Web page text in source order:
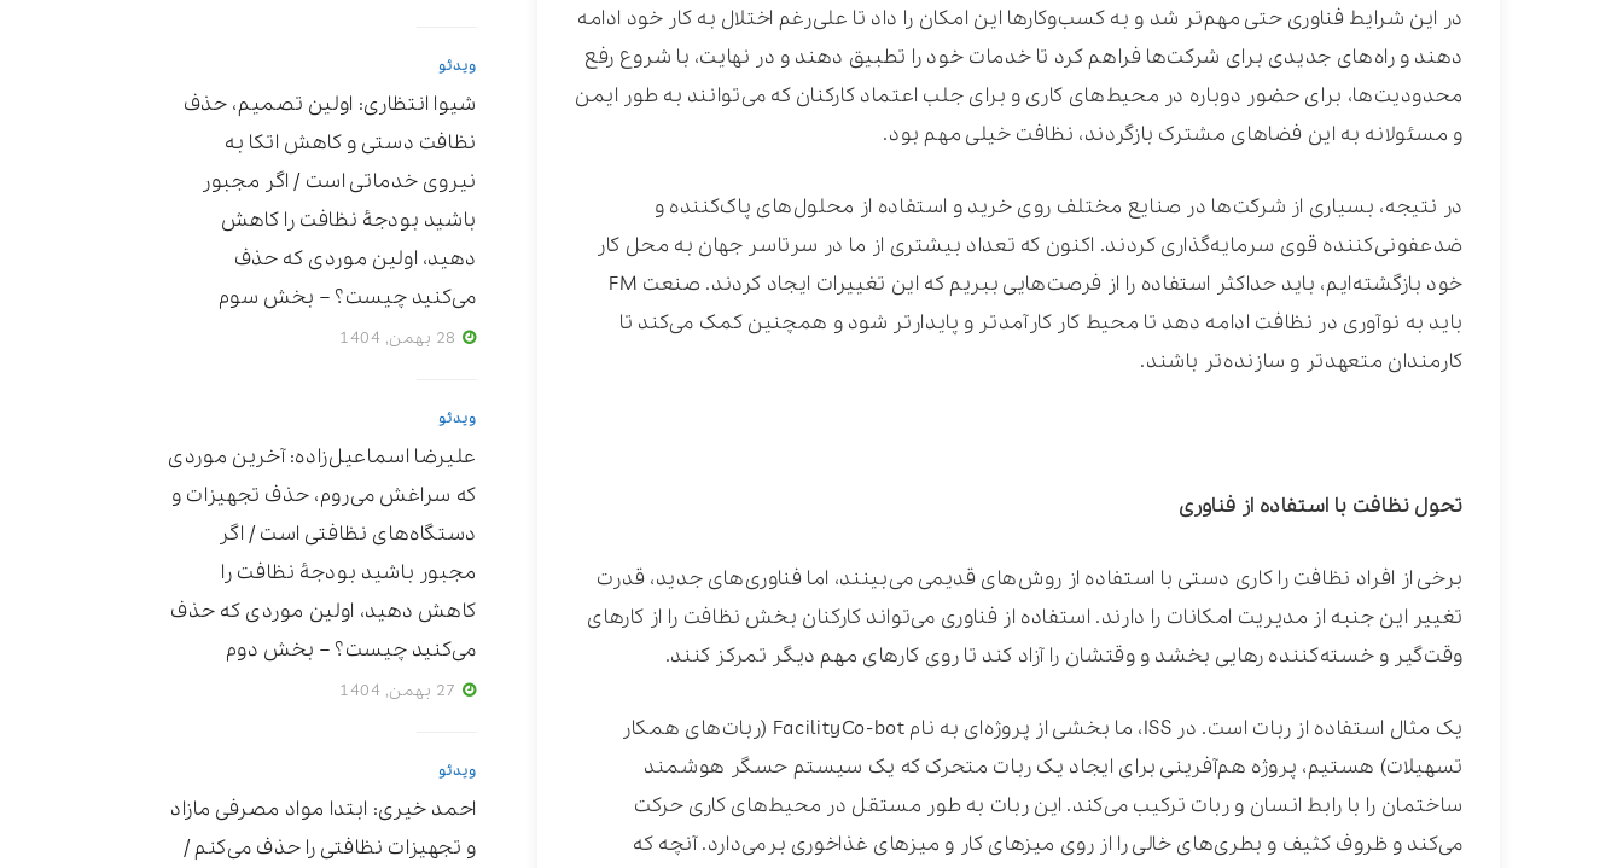
در این شرایط فناوری حتی مهم‌تر شد و به کسب‌وکارها این امکان را داد تا علی‌رغم اختلال به کار خود ادامه
دهند و راه‌های جدیدی برای شرکت‌ها فراهم کرد تا خدمات خود را تطبیق دهند و در نهایت، با شروع رفع
محدودیت‌ها، برای حضور دوباره در محیط‌های کاری و برای جلب اعتماد کارکنان که می‌توانند به طور ایمن
و مسئولانه به این فضا‌های مشترک بازگردند، نظافت خیلی مهم بود.
در نتیجه، بسیاری از شرکت‌ها در صنایع مختلف روی خرید و استفاده از محلول‌های پاک‌کننده و
ضدعفونی‌کننده قوی سرمایه‌گذاری کردند. اکنون که تعداد بیشتری از ما در سرتاسر جهان به محل کار
خود بازگشته‌ایم، باید حداکثر استفاده را از فرصت‌هایی ببریم که این تغییرات ایجاد کردند. صنعت FM
باید به نوآوری در نظافت ادامه دهد تا محیط کار کارآمدتر و پایدارتر شود و همچنین کمک می‌کند تا
کارمندان متعهدتر و سازنده‌تر باشند.
تحول نظافت با استفاده از فناوری
برخی از افراد نظافت را کاری دستی با استفاده از روش‌های قدیمی می‌بینند، اما فناوری‌های جدید، قدرت
تغییر این جنبه از مدیریت امکانات را دارند. استفاده از فناوری می‌تواند کارکنان بخش نظافت را از کارهای
وقت‌گیر و خسته‌کننده رهایی بخشد و وقتشان را آزاد کند تا روی کارهای مهم دیگر تمرکز کنند.
یک مثال استفاده از ربات است. در ISS، ما بخشی از پروژه‌ای به نام FacilityCo-bot (ربات‌های همکار
تسهیلات) هستیم، پروژه‌ هم‌آفرینی برای ایجاد یک ربات متحرک که یک سیستم حسگر هوشمند
ساختمان را با رابط انسان و ربات ترکیب می‌کند. این ربات به طور مستقل در محیط‌های کاری حرکت
می‌کند و ظروف کثیف و بطری‌های خالی را از روی میزهای کار و میزهای غذاخوری برمی‌دارد. آنچه که
ویدئو
شیوا انتظاری: اولین تصمیم، حذف
نظافت دستی و کاهش اتکا به
نیروی خدماتی است / اگر مجبور
باشید بودجۀ نظافت را کاهش
دهید، اولین موردی که حذف
می‌کنید چیست؟ – بخش سوم
ویدئو
علیرضا اسماعیل‌زاده: آخرین موردی
که سراغش می‌روم، حذف تجهیزات و
دستگاه‌های نظافتی است / اگر
مجبور باشید بودجۀ نظافت را
کاهش دهید، اولین موردی که حذف
می‌کنید چیست؟ – بخش دوم
ویدئو
احمد خیری: ابتدا مواد مصرفی مازاد
و تجهیزات نظافتی را حذف می‌کنم /